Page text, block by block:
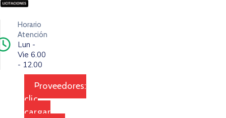
Horario
Atención
Lun -
Vie 6.00
- 12.00
Proveedores:
clic
cargar
Ejecutivo
Legislativo
Transparencia